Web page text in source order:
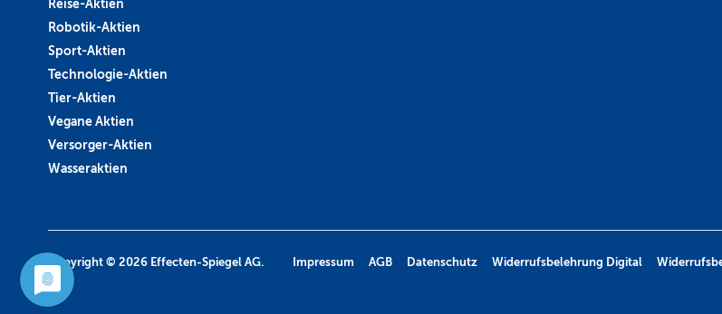
Reise-Aktien
Robotik-Aktien
Sport-Aktien
Technologie-Aktien
Tier-Aktien
Vegane Aktien
Versorger-Aktien
Wasseraktien
Copyright © 2026 Effecten-Spiegel AG. Impressum AGB Datenschutz Widerrufsbelehrung Digital